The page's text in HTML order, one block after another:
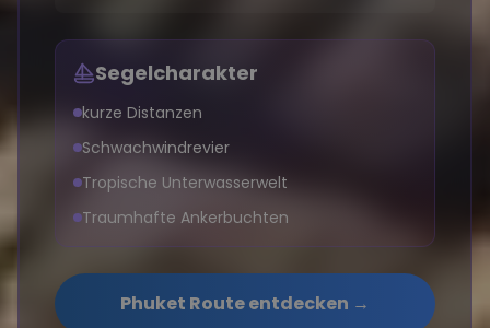
Segelcharakter
kurze Distanzen
Schwachwindrevier
Tropische Unterwasserwelt
Traumhafte Ankerbuchten
Phuket Route entdecken →